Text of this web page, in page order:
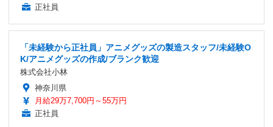
正社員
「未経験から正社員」アニメグッズの製造スタッフ/未経験O
K/アニメグッズの作成/ブランク歓迎
株式会社小林
神奈川県
月給29万7,700円～55万円
正社員